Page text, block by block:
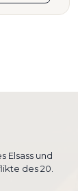
Elsass und
des 20.